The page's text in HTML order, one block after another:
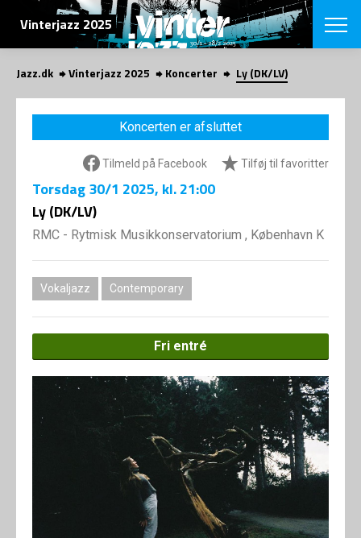
SØG
Vinterjazz 2025
English
VÆLG
COPENHAGEN
App
INFO
Presse/
SHOP
Jazz.dk Vinterjazz 2025 Koncerter Ly (DK/LV)
Koncerten er afsluttet
Tilmeld på Facebook Tilføj til favoritter
Torsdag30/1 2025, kl. 21:00
Ly (DK/LV)
RMC - Rytmisk Musikkonservatorium , København K
Vokaljazz Contemporary
Fri entré